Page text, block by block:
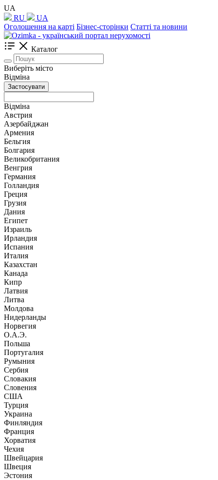
UA
RU
UA
Оголошення на карті Бізнес-сторінки Статті та новини
Каталог
Виберіть місто
Відміна
Застосувати
Відміна
Австрия
Азербайджан
Армения
Бельгия
Болгария
Великобритания
Венгрия
Германия
Голландия
Греция
Грузия
Дания
Египет
Израиль
Ирландия
Испания
Италия
Казахстан
Канада
Кипр
Латвия
Литва
Молдова
Нидерланды
Норвегия
О.А.Э.
Польша
Португалия
Румыния
Сербия
Словакия
Словения
США
Турция
Украина
Финляндия
Франция
Хорватия
Чехия
Швейцария
Швеция
Эстония